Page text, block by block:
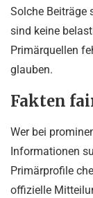
Solche Beiträge
sind keine
Primärquellen
glauben.
Fakten
Wer bei
Informationen
Primärprofile
offizielle